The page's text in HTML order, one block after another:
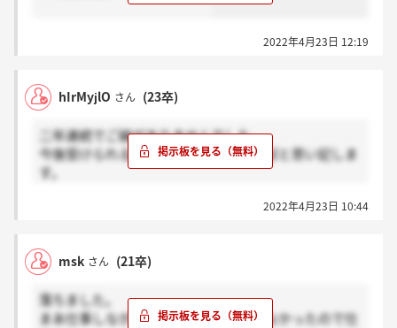
2022年4月23日 12:19
hIrMyjlO さん (23卒)
二年連続でご縁がありませんでした。
今後受けられる誰かへのご参考になればと思い記しま
す。
私自身のエントリーシートに面白みがなかったのだろ
絞られていたのかもとも思いますが、
定時刻」から面接が始まりました。その結果、面接官
の方も早く終わらせたいのか雑談等もなく質問が端的
2022年4月23日 10:44
msk さん (21卒)
落ちました。
まあ仕事しながらで碌々対策できていなかったので仕